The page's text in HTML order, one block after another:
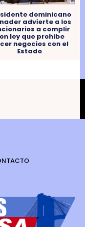
dominicano
advierte a los
a complir
ley que prohibe
negocios con el
Estado